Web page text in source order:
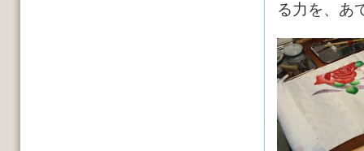
る力を、あ